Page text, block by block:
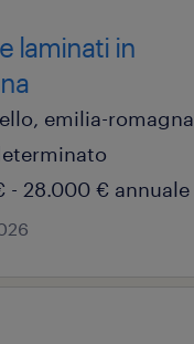
laminati in
emilia-romagna
- 28.000 € annuale